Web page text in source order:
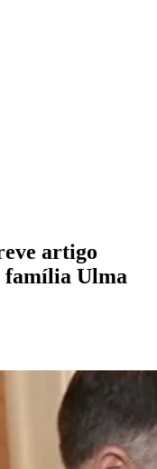
artigo
família Ulma